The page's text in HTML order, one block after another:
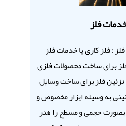
فلز
: فلز کاری یا خدمات فلز
برای ساخت محصولات فلزی
فلز برای ساخت وسایل
به وسیله ایزار مخصوص و
حجمی و مسطح را هنر